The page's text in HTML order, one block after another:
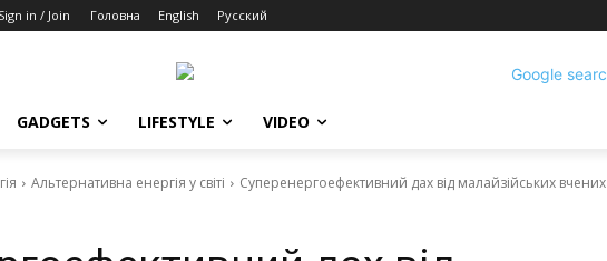
Sign in / Join Головна English Русский
GADGETS LIFESTYLE VIDEO
Альтернативна енергія у світі Суперенергоефективний дах від малайзійських вчених